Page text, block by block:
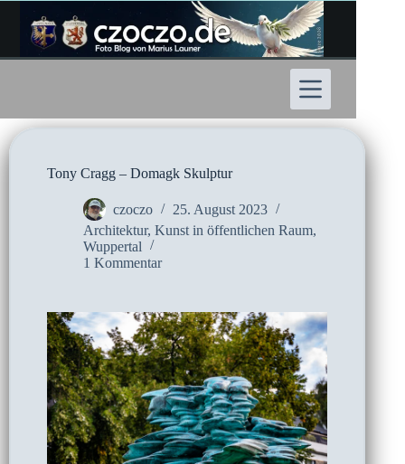
Inhalt
springen
Tony Cragg – Domagk Skulptur
czoczo
25. August 2023
Architektur, Kunst in öffentlichen Raum,
Wuppertal
1 Kommentar